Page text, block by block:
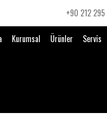
+90 212
Kurumsal Ürünler Servis